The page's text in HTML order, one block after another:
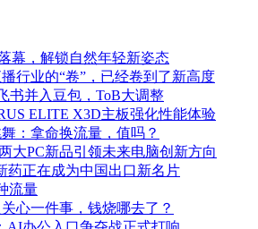
幕，解锁自然年轻新姿态
行业的“卷”，已经卷到了新高度
书并入豆包，ToB大调整
ELITE X3D主板强化性能体验
：拿命换流量，值吗？
大PC新品引领未来电脑创新方向
药正在成为中国出口新名片
流量
心一件事，钱烧哪去了？